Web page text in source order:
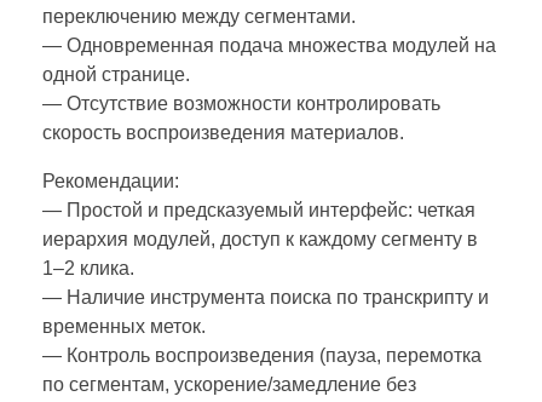
переключению между сегментами.
— Одновременная подача множества модулей на
одной странице.
— Отсутствие возможности контролировать
скорость воспроизведения материалов.
Рекомендации:
— Простой и предсказуемый интерфейс: четкая
иерархия модулей, доступ к каждому сегменту в
1–2 клика.
— Наличие инструмента поиска по транскрипту и
временных меток.
— Контроль воспроизведения (пауза, перемотка
по сегментам, ускорение/замедление без